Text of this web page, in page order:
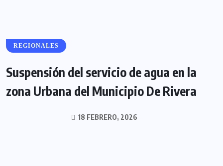
REGIONALES
Suspensión del servicio de agua en la
zona Urbana del Municipio De Rivera
18 FEBRERO, 2026